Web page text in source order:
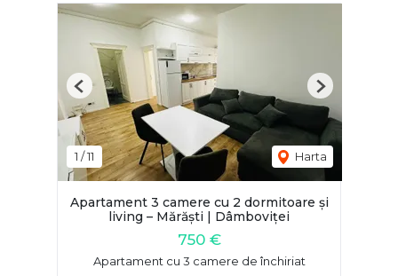
1 /11 Harta
Previous Next
Apartament 3 camere cu 2 dormitoare și
living – Mărăști | Dâmboviței
750 €
Apartament cu 3 camere de închiriat